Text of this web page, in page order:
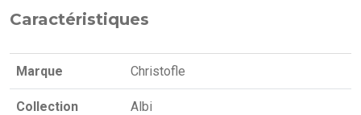
Caractéristiques
Marque Christofle
Collection Albi